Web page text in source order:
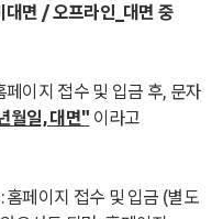
대면 / 오프라인_대면 중
페이지 접수 및 입금 후, 문자
월일, 대면" 이라고
: 홈페이지 접수 및 입금 (별도